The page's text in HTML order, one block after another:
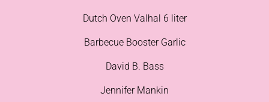
Dutch Oven Valhal 6 liter
Barbecue Booster Garlic
David B. Bass
Jennifer Mankin